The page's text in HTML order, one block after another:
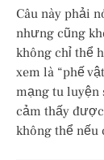
Câu này phải
nhưng cũng
không chỉ thể
xem là “phế
mạng tu luyện
cảm thấy
không thể nếu